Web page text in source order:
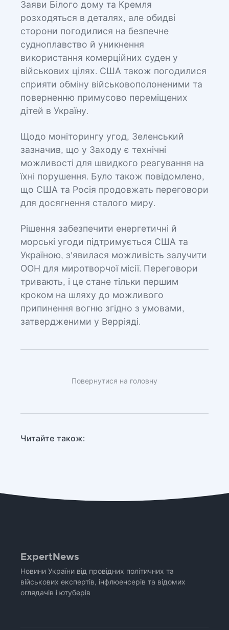
Заяви Білого дому та Кремля
розходяться в деталях, але обидві
сторони погодилися на безпечне
судноплавство й уникнення
використання комерційних суден у
військових цілях. США також погодилися
сприяти обміну військовополоненими та
поверненню примусово переміщених
дітей в Україну.
Щодо моніторингу угод, Зеленський
зазначив, що у Заходу є технічні
можливості для швидкого реагування на
їхні порушення. Було також повідомлено,
що США та Росія продовжать переговори
для досягнення сталого миру.
Рішення забезпечити енергетичні й
морські угоди підтримується США та
Україною, з'явилася можливість залучити
ООН для миротворчої місії. Переговори
тривають, і це стане тільки першим
кроком на шляху до можливого
припинення вогню згідно з умовами,
затвердженими у Верріяді.
Повернутися на головну
Читайте також:
ExpertNews
Новини України від провідних політичних та
військових експертів, інфлюенсерів та відомих
оглядачів і ютуберів